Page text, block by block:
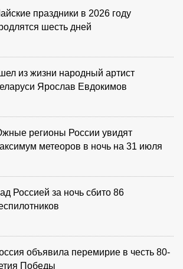
праздники в 2026 году
шесть дней
из жизни народный артист
Ярослав Евдокимов
регионы России увидят
метеоров в ночь на 31 июля
Россией за ночь сбито 86
объявила перемирие в честь 80-
Победы